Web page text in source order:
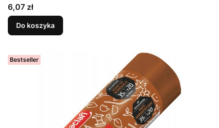
Cena
6,07 zł
Do koszyka
Bestseller